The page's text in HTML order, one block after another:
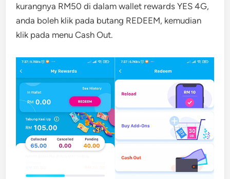
kurangnya RM50 di dalam wallet rewards YES 4G,
anda boleh klik pada butang REDEEM, kemudian
klik pada menu Cash Out.